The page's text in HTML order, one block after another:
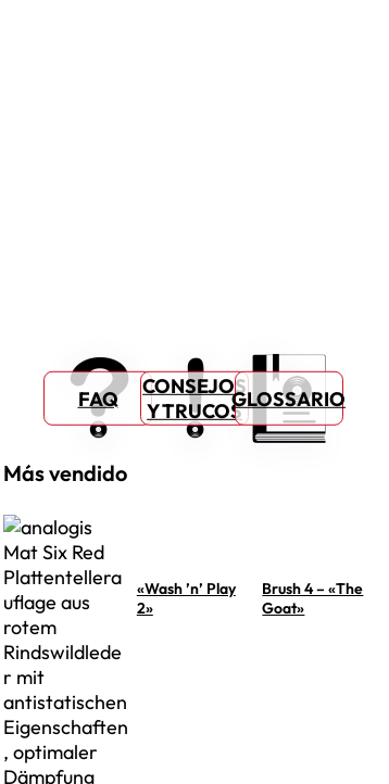
FAQ
CONSEJOS
Y TRUCOSGLOSSARIO
Más vendido
«Wash ’n’ Play
2»
Brush 4 – «The
Goat»